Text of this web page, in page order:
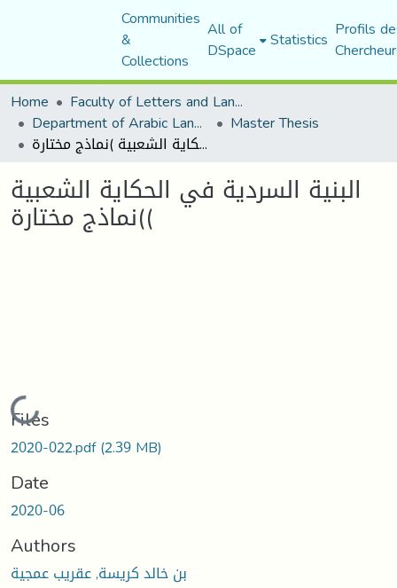
Communities
&
Collections
All of
DSpace Statistics Profils
Home
Faculty of Letters and Languages
Department of Arabic Language and Literature Master Thesis
البنية السردية في الحكاية الشعبية )نماذج مختارة(
البنية السردية في الحكاية الشعبية
)نماذج مختارة(
Loading...
Files
2020-022.pdf(2.39 MB)
Date
2020-06
Authors
بن خالد كريسة, عقريب عمجية